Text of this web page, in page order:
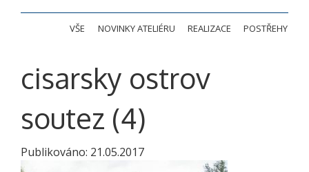
VŠE NOVINKY ATELIÉRU REALIZACE POSTŘEHY
cisarsky ostrov
soutez (4)
Publikováno: 21.05.2017